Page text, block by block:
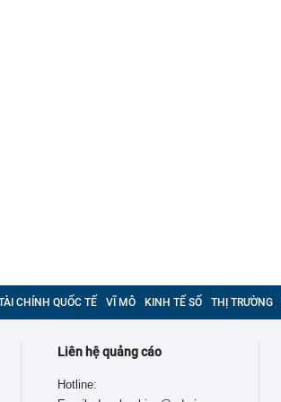
CHÍNH QUỐC TẾ VĨ MÔ KINH TẾ SỐ THỊ TRƯỜNG
Liên hệ quảng cáo
Hotline: